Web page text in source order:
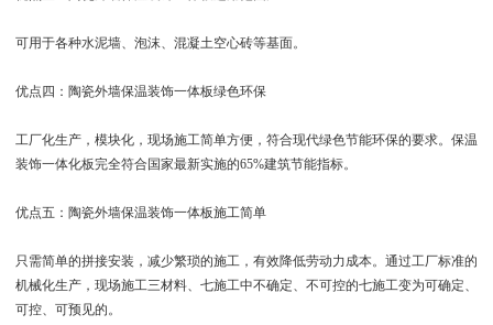
可用于各种水泥墙、泡沫、混凝土空心砖等基面。
优点四：陶瓷外墙保温装饰一体板绿色环保
工厂化生产，模块化，现场施工简单方便，符合现代绿色节能环保的要求。保温
装饰一体化板完全符合国家最新实施的65%建筑节能指标。
优点五：陶瓷外墙保温装饰一体板施工简单
只需简单的拼接安装，减少繁琐的施工，有效降低劳动力成本。通过工厂标准的
机械化生产，现场施工三材料、七施工中不确定、不可控的七施工变为可确定、
可控、可预见的。